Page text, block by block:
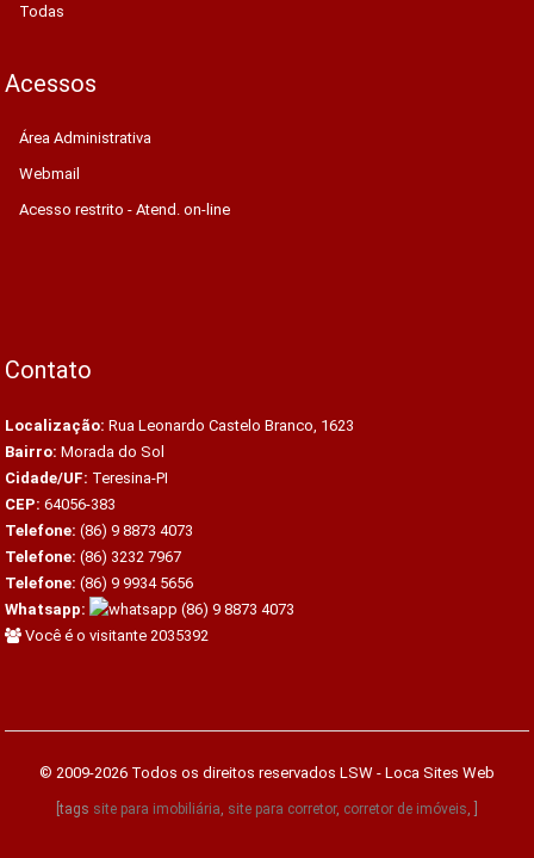
Todas
Acessos
Área Administrativa
Webmail
Acesso restrito - Atend. on-line
Contato
Localização: Rua Leonardo Castelo Branco, 1623
Bairro: Morada do Sol
Cidade/UF: Teresina-PI
CEP: 64056-383
Telefone: (86) 9 8873 4073
Telefone: (86) 3232 7967
Telefone: (86) 9 9934 5656
Whatsapp:
(86) 9 8873 4073
Você é o visitante 2035392
© 2009-2026 Todos os direitos reservados LSW - Loca Sites Web
[tags site para imobiliária, site para corretor, corretor de imóveis, ]